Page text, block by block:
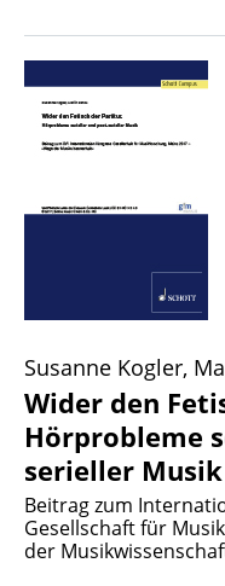
Susanne Kogler,
Wider den
Hörprobleme
serieller Musik
Beitrag zum
Gesellschaft für
der